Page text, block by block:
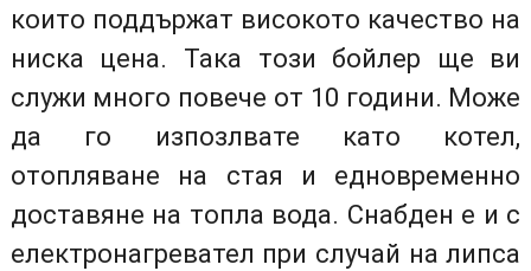
които поддържат високото качество на
ниска цена. Така този бойлер ще ви
служи много повече от 10 години. Може
да го изпозлвате като котел,
отопляване на стая и едновременно
доставяне на топла вода. Снабден е и с
електронагревател при случай на липса